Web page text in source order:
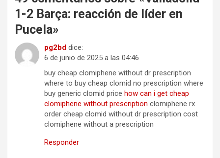
1-2 Barça: reacción de líder en
Pucela»
pg2bd dice:
6 de junio de 2025 a las 04:46
buy cheap clomiphene without dr prescription
where to buy cheap clomid no prescription where
buy generic clomid price how can i get cheap
clomiphene without prescription clomiphene rx
order cheap clomid without dr prescription cost
clomiphene without a prescription
Responder